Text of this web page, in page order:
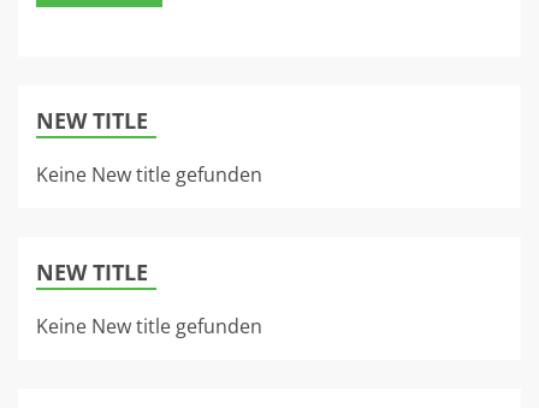
NEW TITLE
Keine New title gefunden
NEW TITLE
Keine New title gefunden